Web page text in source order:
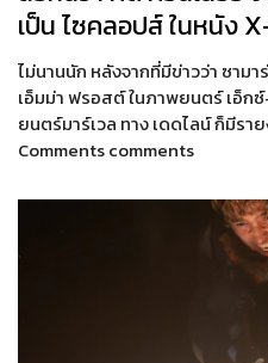
เป็น ไซคลอปส์ ในหนัง
ไม่นานนัก หลังจากที่มีข่าวว่า ซาม
เอ็มม่า ฟรอสต์ ในภาพยนตร์ เอ็ก
ยนตร์มาร์เวล ทาง เดดไลน์ ก็มีร
Comments comments